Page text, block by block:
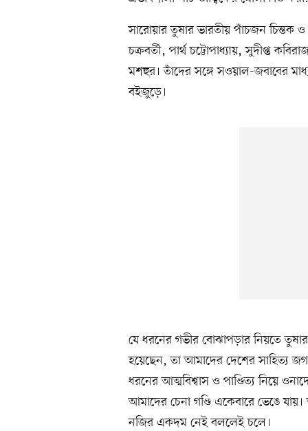
সারোয়ার তুষার ভারতীয় পাঁচজন চিন্তক ও
চক্রবর্তী, পার্থ চট্টোপাধ্যায়, সুদীপ্ত
মশহুর। তাঁদের সঙ্গে সওয়াল-জবাবের
বইজুড়ে।
যে ধরনের গভীর বোঝাপড়ার নিয়তে তুষার
হয়েছেন, তা আমাদের দেশের সাহিত্য
ধরনের আত্মবিশ্বাস ও পাণ্ডিত্য নিয়ে
আমাদের চেনা গণ্ডি একেবারে ভেঙে
নজির একদম নেই বললেই চলে।